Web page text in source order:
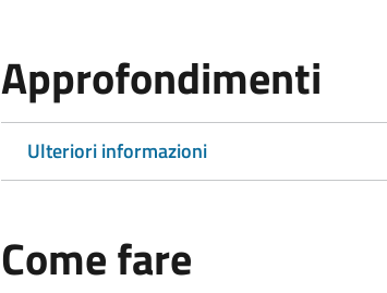
Approfondimenti
Ulteriori informazioni
Come fare